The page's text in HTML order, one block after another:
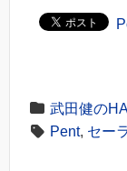
武田健の
Pent, セー